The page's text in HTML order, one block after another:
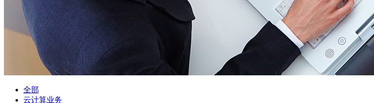
全部
云计算业务